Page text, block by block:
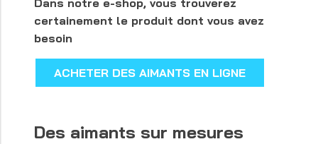
Dans notre e-shop, vous trouverez
certainement le produit dont vous avez
besoin
ACHETER DES AIMANTS EN LIGNE
Des aimants sur mesures